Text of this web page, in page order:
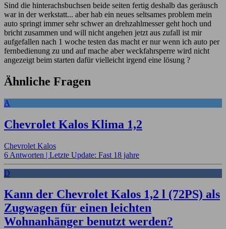
Sind die hinterachsbuchsen beide seiten fertig deshalb das geräusch
war in der werkstatt... aber hab ein neues seltsames problem mein
auto springt immer sehr schwer an drehzahlmesser geht hoch und
bricht zusammen und will nicht angehen jetzt aus zufall ist mir
aufgefallen nach 1 woche testen das macht er nur wenn ich auto per
fernbedienung zu und auf mache aber weckfahrsperre wird nicht
angezeigt beim starten dafür vielleicht irgend eine lösung ?
Ähnliche Fragen
A
Chevrolet Kalos Klima 1,2
Chevrolet Kalos
6 Antworten | Letzte Update: Fast 18 jahre
D
Kann der Chevrolet Kalos 1,2 l (72PS) als
Zugwagen für einen leichten
Wohnanhänger benutzt werden?